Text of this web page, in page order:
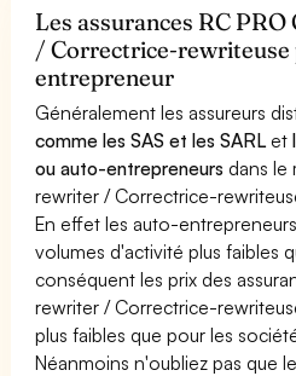
Les assurances RC
/ Correctrice-rewriteuse
entrepreneur
Généralement les assureurs
comme les SAS et les SARL et
ou auto-entrepreneurs dans le
rewriter / Correctrice-
En effet les auto-
volumes d'activité plus faibles
conséquent les prix des
rewriter / Correctrice-
plus faibles que pour les
Néanmoins n'oubliez pas que